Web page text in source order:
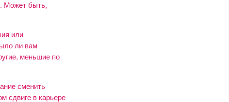
Может быть,
или
ли вам
меньшие по
сменить
сдвиге в карьере